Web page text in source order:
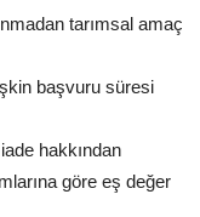
tarımsal amaç
başvuru süresi
hakkından
göre eş değer